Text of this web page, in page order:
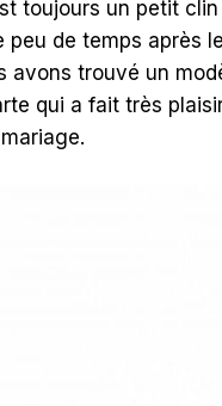
toujours un petit
de temps
avons trouvé un
qui a fait très